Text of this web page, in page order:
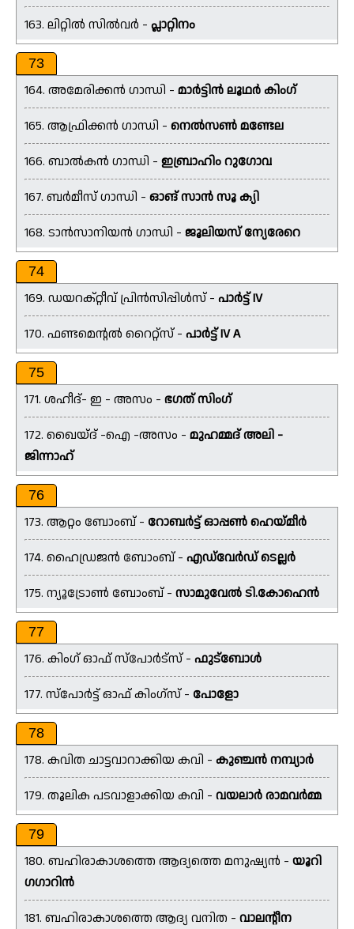
163. ലിറ്റിൽ സിൽവർ - പ്ലാറ്റിനം
73
164. അമേരിക്കൻ ഗാന്ധി - മാർട്ടിൻ ലൂഥർ കിംഗ്
165. ആഫ്രിക്കൻ ഗാന്ധി - നെൽസൺ മണ്ടേല
166. ബാൽകൻ ഗാന്ധി - ഇബ്രാഹിം റുഗോവ
167. ബർമീസ് ഗാന്ധി - ഓങ് സാൻ സൂ ക്യി
168. ടാൻസാനിയൻ ഗാന്ധി - ജൂലിയസ് ന്യേരേറെ
74
169. ഡയറക്റ്റീവ് പ്രിൻസിപ്പിൾസ് - പാർട്ട് IV
170. ഫണ്ടമെന്റൽ റൈറ്റ്സ് - പാർട്ട് IV A
75
171. ശഹീദ്- ഇ - അസം - ഭഗത് സിംഗ്
172. ഖൈയ്ദ് -ഐ -അസം - മുഹമ്മദ് അലി -
ജിന്നാഹ്
76
173. ആറ്റം ബോംബ് - റോബർട്ട് ഓപ്പൺ ഹെയ്‌മീർ
174. ഹൈഡ്രജൻ ബോംബ് - എഡ്‌വേർഡ് ടെല്ലർ
175. ന്യൂട്രോൺ ബോംബ് - സാമുവേൽ ടി.കോഹെൻ
77
176. കിംഗ് ഓഫ് സ്പോർട്സ് - ഫുട്ബോൾ
177. സ്പോർട്ട് ഓഫ് കിംഗ്സ് - പോളോ
78
178. കവിത ചാട്ടവാറാക്കിയ കവി - കുഞ്ചൻ നമ്പ്യാർ
179. തൂലിക പടവാളാക്കിയ കവി - വയലാർ രാമവർമ്മ
79
180. ബഹിരാകാശത്തെ ആദ്യത്തെ മനുഷ്യൻ - യൂറി
ഗഗാറിൻ
181. ബഹിരാകാശത്തെ ആദ്യ വനിത - വാലന്റീന